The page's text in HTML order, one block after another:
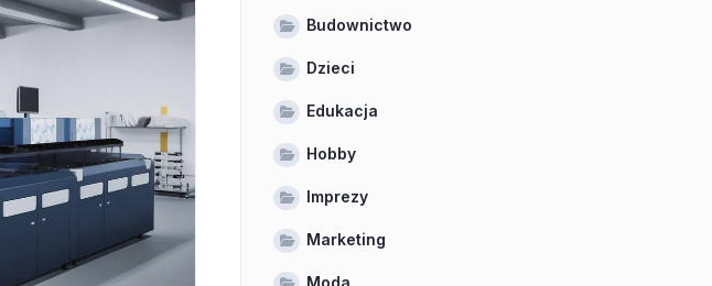
Budownictwo
Dzieci
Edukacja
Hobby
Imprezy
Marketing
Moda